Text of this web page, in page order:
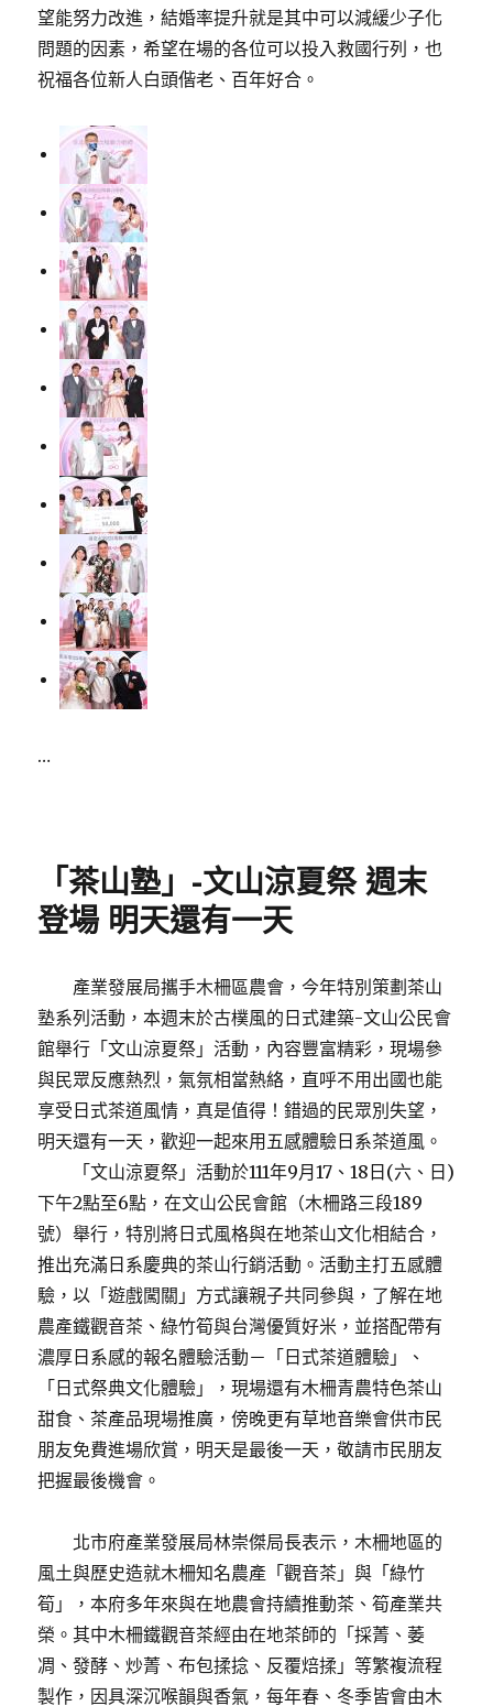
望能努力改進，結婚率提升就是其中可以減緩少子化
問題的因素，希望在場的各位可以投入救國行列，也
祝福各位新人白頭偕老、百年好合。
…
「茶山塾」-文山涼夏祭 週末
登場 明天還有一天
產業發展局攜手木柵區農會，今年特別策劃茶山
塾系列活動，本週末於古樸風的日式建築-文山公民會
館舉行「文山涼夏祭」活動，內容豐富精彩，現場參
與民眾反應熱烈，氣氛相當熱絡，直呼不用出國也能
享受日式茶道風情，真是值得！錯過的民眾別失望，
明天還有一天，歡迎一起來用五感體驗日系茶道風。
「文山涼夏祭」活動於111年9月17、18日(六、日)
下午2點至6點，在文山公民會館（木柵路三段189
號）舉行，特別將日式風格與在地茶山文化相結合，
推出充滿日系慶典的茶山行銷活動。活動主打五感體
驗，以「遊戲闖關」方式讓親子共同參與，了解在地
農產鐵觀音茶、綠竹筍與台灣優質好米，並搭配帶有
濃厚日系感的報名體驗活動－「日式茶道體驗」、
「日式祭典文化體驗」，現場還有木柵青農特色茶山
甜食、茶產品現場推廣，傍晚更有草地音樂會供市民
朋友免費進場欣賞，明天是最後一天，敬請市民朋友
把握最後機會。
北市府產業發展局林崇傑局長表示，木柵地區的
風土與歷史造就木柵知名農產「觀音茶」與「綠竹
筍」，本府多年來與在地農會持續推動茶、筍產業共
榮。其中木柵鐵觀音茶經由在地茶師的「採菁、萎
凋、發酵、炒菁、布包揉捻、反覆焙揉」等繁複流程
製作，因具深沉喉韻與香氣，每年春、冬季皆會由木